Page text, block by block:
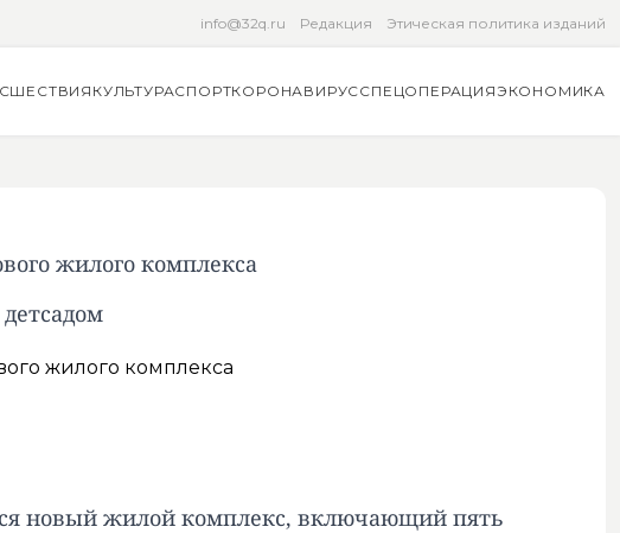
info@32q.ru Редакция Этическая политика изданий
КУЛЬТУРАСПОРТКОРОНАВИРУССПЕЦОПЕРАЦИЯЭКОНОМИКА
жилого комплекса
новый жилой комплекс, включающий пять